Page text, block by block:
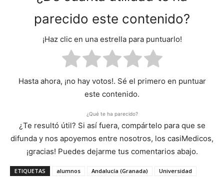
parecido este contenido?
¡Haz clic en una estrella para puntuarlo!
Hasta ahora, ¡no hay votos!. Sé el primero en puntuar
este contenido.
¿Qué te ha parecido?
¿Te resultó útil? Si así fuera, compártelo para que se
difunda y nos apoyemos entre nosotros, los casiMedicos,
¡gracias! Puedes dejarme tus comentarios abajo.
ETIQUETAS alumnos Andalucía (Granada) Universidad